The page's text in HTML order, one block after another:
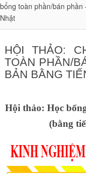
bổng toàn phần/bán phần
Nhật
HỘI THẢO:
TOÀN PHẦN/
BẢN BẰNG
Hội thảo: Học
(bằng